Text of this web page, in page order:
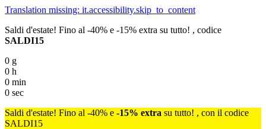
Translation missing: it.accessibility.skip_to_content
Saldi d'estate! Fino al -40% e -15% extra su tutto! , codice
SALDI15
0 g
0 h
0 min
0 sec
Saldi d'estate! Fino al -40% e -15% extra su tutto! , con il codice
SALDI15